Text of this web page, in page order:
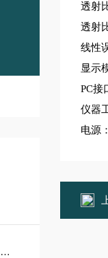
透射
透射
线性
显示
PC接
仪器
电源